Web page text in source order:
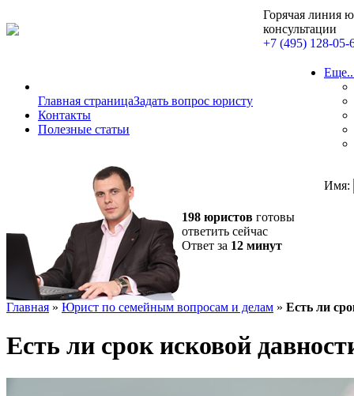
Горячая линия
консультации
+7 (495) 128-05-
Главная страницаЗадать вопрос юристу
Контакты
Полезные статьи
198 юристов готовы
ответить сейчас
Ответ за 12 минут
Имя:
Главная » Юрист по семейным вопросам и делам » Есть ли
Есть ли срок исковой